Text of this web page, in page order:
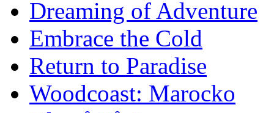
Dreaming of Adventure
Embrace the Cold
Return to Paradise
Woodcoast: Marocko